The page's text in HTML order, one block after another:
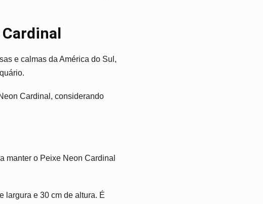
e calmas da América do Sul,
Cardinal, considerando
manter o Peixe Neon Cardinal
largura e 30 cm de altura. É